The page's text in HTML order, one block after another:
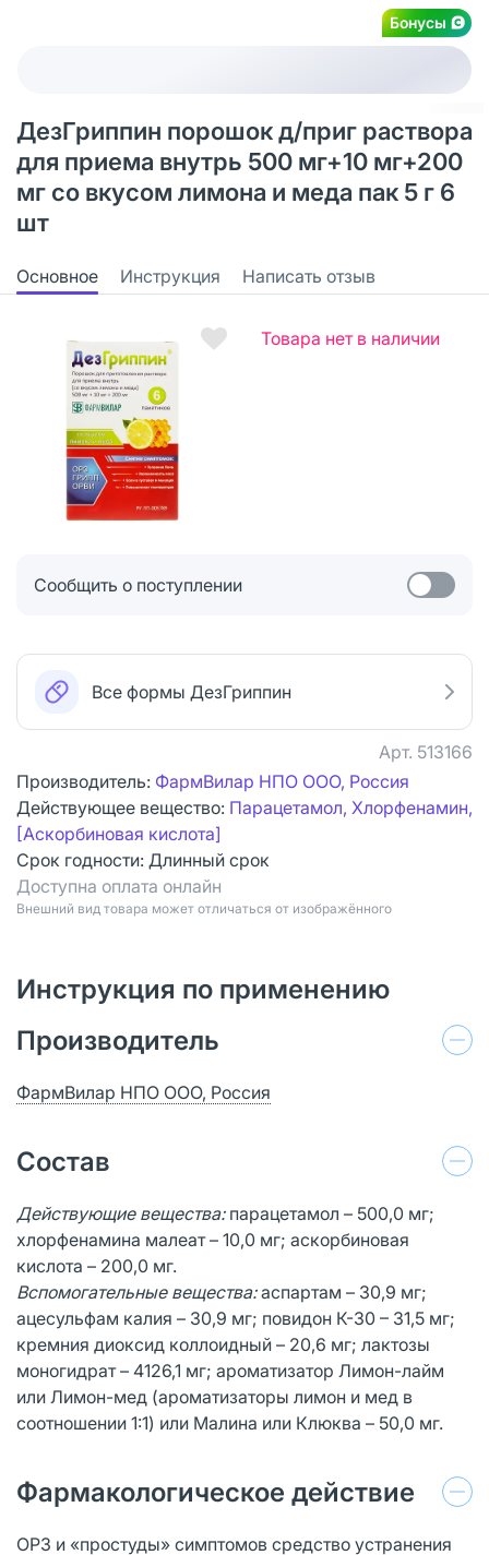
Бонусы
ДезГриппин порошок д/приг раствора
для приема внутрь 500 мг+10 мг+200
мг со вкусом лимона и меда пак 5 г 6
шт
Основное Инструкция Написать отзыв
Товара нет в наличии
Сообщить о поступлении
Все формы ДезГриппин
Арт. 513166
Производитель: ФармВилар НПО ООО, Россия
Действующее вещество: Парацетамол, Хлорфенамин,
[Аскорбиновая кислота]
Срок годности: Длинный срок
Доступна оплата онлайн
Bнешний вид товара может отличаться от изображённого
Инструкция по применению
Производитель
ФармВилар НПО ООО, Россия
Состав
Действующие вещества:парацетамол – 500,0 мг;
хлорфенамина малеат – 10,0 мг; аскорбиновая
кислота – 200,0 мг.
Вспомогательные вещества:аспартам – 30,9 мг;
ацесульфам калия – 30,9 мг; повидон К-30 – 31,5 мг;
кремния диоксид коллоидный – 20,6 мг; лактозы
моногидрат – 4126,1 мг; ароматизатор Лимон-лайм
или Лимон-мед (ароматизаторы лимон и мед в
соотношении 1:1) или Малина или Клюква – 50,0 мг.
Фармакологическое действие
ОРЗ и «простуды» симптомов средство устранения